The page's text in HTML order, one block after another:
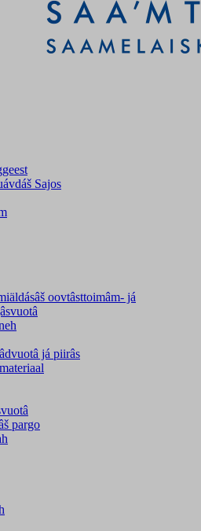
Sajos
oovtâsttoimâm- já
já piirâs
pargo